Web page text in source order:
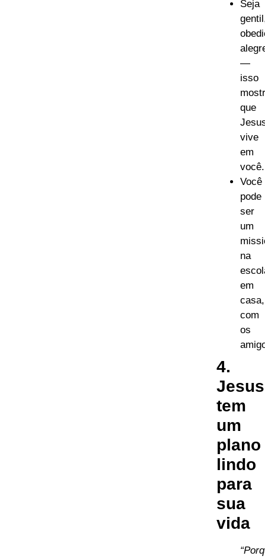
Seja
—
isso
que
vive
em
você.
Você
pode
ser
um
na
em
casa,
com
os
4.
Jesus
tem
um
plano
lindo
para
sua
vida